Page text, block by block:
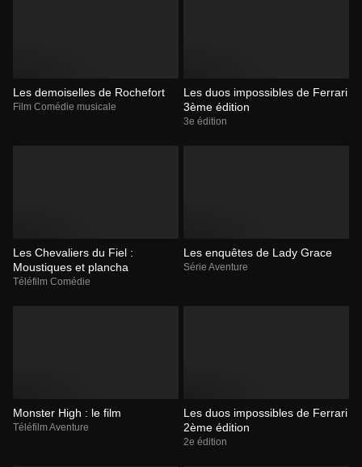
Les demoiselles de Rochefort
Film Comédie musicale
Les duos impossibles de Ferrari
3ème édition
3e édition
Les Chevaliers du Fiel :
Moustiques et plancha
Téléfilm Comédie
Les enquêtes de Lady Grace
Série Aventure
Monster High : le film
Téléfilm Aventure
Les duos impossibles de Ferrari
2ème édition
2e édition